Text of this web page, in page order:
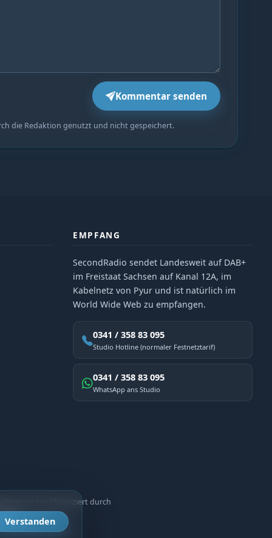
Kommentar senden
die Redaktion genutzt und nicht gespeichert.
EMPFANG
SecondRadio sendet Landesweit auf DAB+
im Freistaat Sachsen auf Kanal 12A, im
Kabelnetz von Pyur und ist natürlich im
World Wide Web zu empfangen.
0341 / 358 83 095
Studio Hotline (normaler Festnetztarif)
0341 / 358 83 095
WhatsApp ans Studio
wird mitfinanziert durch
Verstanden